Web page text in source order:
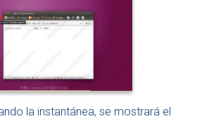
la instantánea, se mostrará el